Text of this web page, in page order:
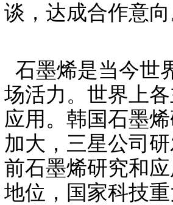
谈，达成合作意向
石墨烯是当今世
场活力。世界上
应用。韩国石墨
加大，三星公司
前石墨烯研究和
地位，国家科技